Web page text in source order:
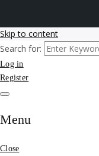
Skip to content
รับจ้างโพ
Search รั
ติดหน้า
มาก SEO
รับโพสต์เว็บขายบ้าน อสังห
ประกาศบ้านที่ดินฟรี SEO
ราคาถูกที่สุด ฟรีลงประกาศ
Search for:
Log in
Register
Menu
Close